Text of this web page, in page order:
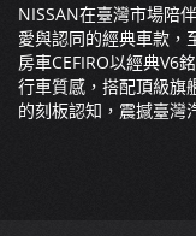
NISSAN在臺灣市場陪
愛與認同的經典車款，
房車CEFIRO以經典V6
行車質感，搭配頂級旗
的刻板認知，震撼臺灣